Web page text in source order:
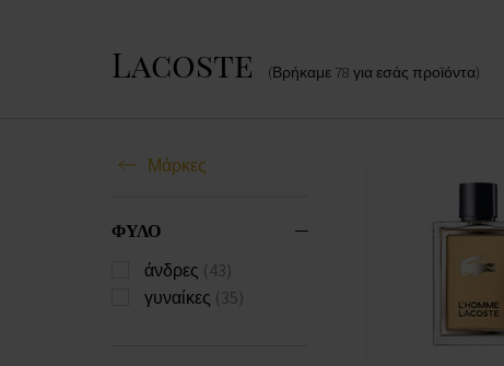
Lacoste (Βρήκαμε 78 για εσάς προϊόντα)
Μάρκες
ΦΥΛΟ
άνδρες (43)
γυναίκες (35)